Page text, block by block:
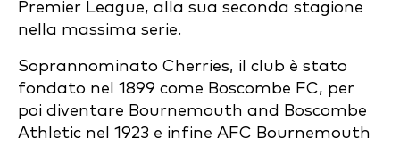
Premier League, alla sua seconda stagione
nella massima serie.
Soprannominato Cherries, il club è stato
fondato nel 1899 come Boscombe FC, per
poi diventare Bournemouth and Boscombe
Athletic nel 1923 e infine AFC Bournemouth